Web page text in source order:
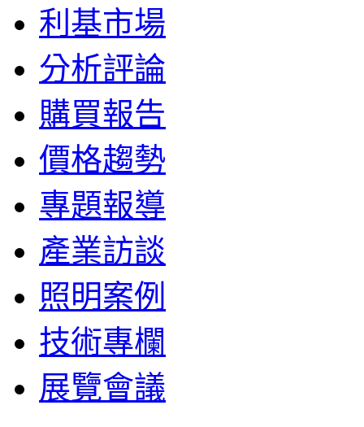
利基市場
分析評論
購買報告
價格趨勢
專題報導
產業訪談
照明案例
技術專欄
展覽會議